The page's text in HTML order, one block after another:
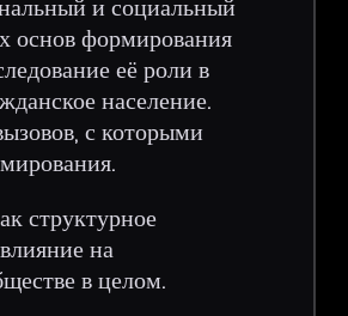
основ формирования
её роли в
население.
с которыми
структурное
на
в целом.